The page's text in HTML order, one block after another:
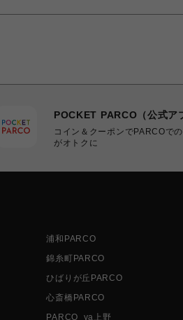
POCKET PARCO（公式ア
コイン＆クーポンでPARCOで
がオトクに
浦和PARCO
錦糸町PARCO
ひばりが丘PARCO
心斎橋PARCO
PARCO_ya上野